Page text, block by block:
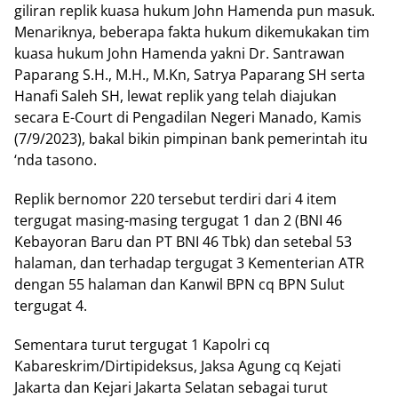
giliran replik kuasa hukum John Hamenda pun masuk.
Menariknya, beberapa fakta hukum dikemukakan tim
kuasa hukum John Hamenda yakni Dr. Santrawan
Paparang S.H., M.H., M.Kn, Satrya Paparang SH serta
Hanafi Saleh SH, lewat replik yang telah diajukan
secara E-Court di Pengadilan Negeri Manado, Kamis
(7/9/2023), bakal bikin pimpinan bank pemerintah itu
‘nda tasono.
Replik bernomor 220 tersebut terdiri dari 4 item
tergugat masing-masing tergugat 1 dan 2 (BNI 46
Kebayoran Baru dan PT BNI 46 Tbk) dan setebal 53
halaman, dan terhadap tergugat 3 Kementerian ATR
dengan 55 halaman dan Kanwil BPN cq BPN Sulut
tergugat 4.
Sementara turut tergugat 1 Kapolri cq
Kabareskrim/Dirtipideksus, Jaksa Agung cq Kejati
Jakarta dan Kejari Jakarta Selatan sebagai turut